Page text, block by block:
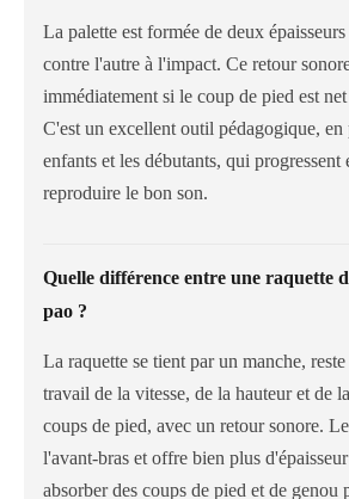
La palette est formée de deux
contre l'autre à l'impact. Ce retour
immédiatement si le coup de pied est
C'est un excellent outil pédagogique,
enfants et les débutants, qui progressent
reproduire le bon son.
Quelle différence entre une raquette
pao ?
La raquette se tient par un manche,
travail de la vitesse, de la hauteur et de
coups de pied, avec un retour sonore.
l'avant-bras et offre bien plus
absorber des coups de pied et de genou